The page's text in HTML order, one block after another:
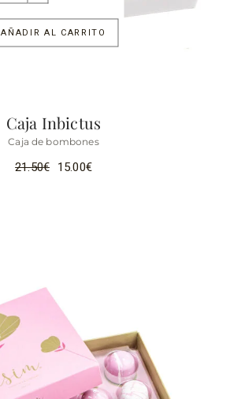
AÑADIR AL CARRITO
Caja Inbictus
Caja de bombones
21.50€ 15.00€